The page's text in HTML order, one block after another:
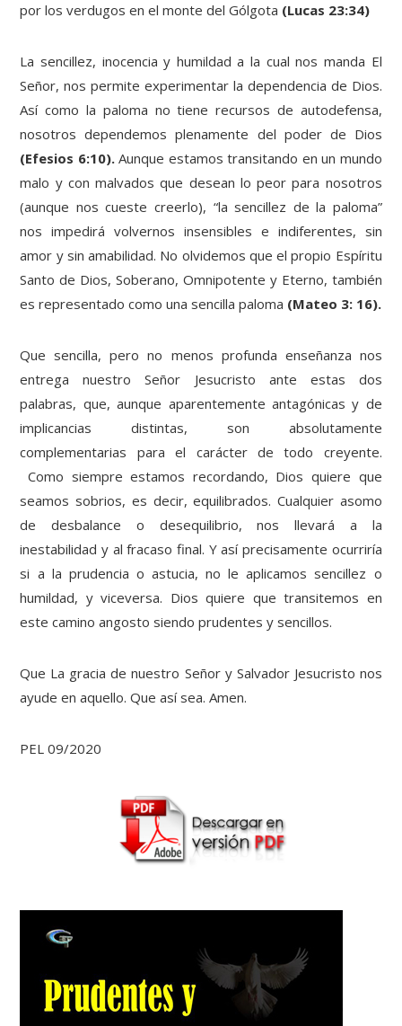
por los verdugos en el monte del Gólgota (Lucas 23:34)
La sencillez, inocencia y humildad a la cual nos manda El
Señor, nos permite experimentar la dependencia de Dios.
Así como la paloma no tiene recursos de autodefensa,
nosotros dependemos plenamente del poder de Dios
(Efesios 6:10).Aunque estamos transitando en un mundo
malo y con malvados que desean lo peor para nosotros
(aunque nos cueste creerlo), “la sencillez de la paloma”
nos impedirá volvernos insensibles e indiferentes, sin
amor y sin amabilidad. No olvidemos que el propio Espíritu
Santo de Dios, Soberano, Omnipotente y Eterno, también
es representado como una sencilla paloma (Mateo 3: 16).
Que sencilla, pero no menos profunda enseñanza nos
entrega nuestro Señor Jesucristo ante estas dos
palabras, que, aunque aparentemente antagónicas y de
implicancias distintas, son absolutamente
complementarias para el carácter de todo creyente.
Como siempre estamos recordando, Dios quiere que
seamos sobrios, es decir, equilibrados. Cualquier asomo
de desbalance o desequilibrio, nos llevará a la
inestabilidad y al fracaso final. Y así precisamente ocurriría
si a la prudencia o astucia, no le aplicamos sencillez o
humildad, y viceversa. Dios quiere que transitemos en
este camino angosto siendo prudentes y sencillos.
Que La gracia de nuestro Señor y Salvador Jesucristo nos
ayude en aquello. Que así sea. Amen.
PEL 09/2020